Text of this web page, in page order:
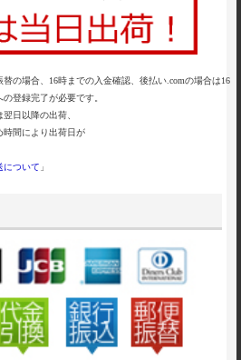
の場合、16時までの入金確認、後払い.comの場合は16
登録完了が必要です。
日以降の出荷、
時間により出荷日が
について 」